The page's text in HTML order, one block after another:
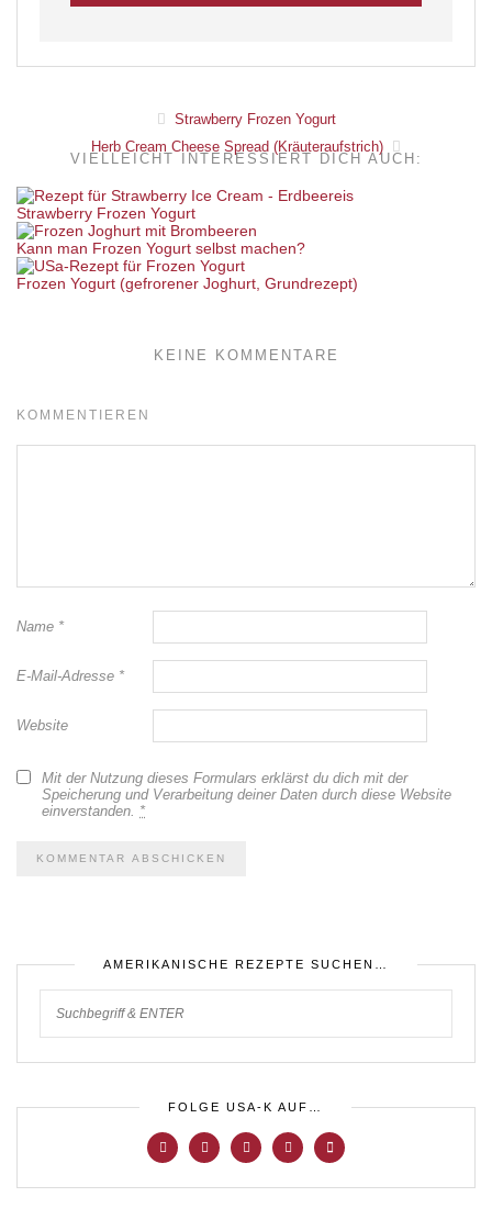
Strawberry Frozen Yogurt
Herb Cream Cheese Spread (Kräuteraufstrich)
VIELLEICHT INTERESSIERT DICH AUCH:
Strawberry Frozen Yogurt
Kann man Frozen Yogurt selbst machen?
Frozen Yogurt (gefrorener Joghurt, Grundrezept)
KEINE KOMMENTARE
KOMMENTIEREN
Name *
E-Mail-Adresse *
Website
Mit der Nutzung dieses Formulars erklärst du dich mit der
Speicherung und Verarbeitung deiner Daten durch diese Website
einverstanden. *
AMERIKANISCHE REZEPTE SUCHEN…
FOLGE USA-K AUF…